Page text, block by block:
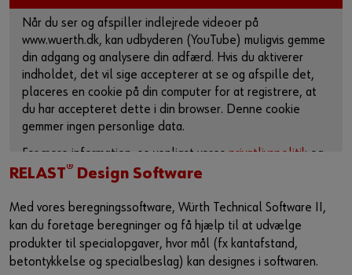
Når du ser og afspiller indlejrede videoer på
www.wuerth.dk, kan udbyderen (YouTube) muligvis gemme
din adgang og analysere din adfærd. Hvis du aktiverer
indholdet, det vil sige accepterer at se og afspille det,
placeres en cookie på din computer for at registrere, at
du har accepteret dette i din browser. Denne cookie
gemmer ingen personlige data.
For mere information, se venligst vores privatlivspolitik og
cookie-side.
Aktiver indhold
Du kan også bruge dette link til at få adgang til videoen
direkte på udbyderens plattform:
RELAST® Design Software
Med vores beregningssoftware, Würth Technical Software II,
kan du foretage beregninger og få hjælp til at udvælge
produkter til specialopgaver, hvor mål (fx kantafstand,
betontykkelse og specialbeslag) kan designes i softwaren.